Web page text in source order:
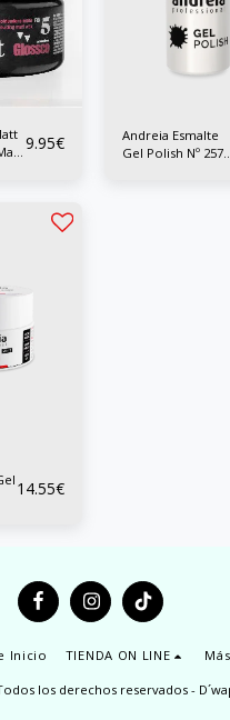
9.95€
Andreia Esmalte
Gel Polish Nº 257
14.55€
Inicio TIENDA ON LINE Más
los derechos reservados -